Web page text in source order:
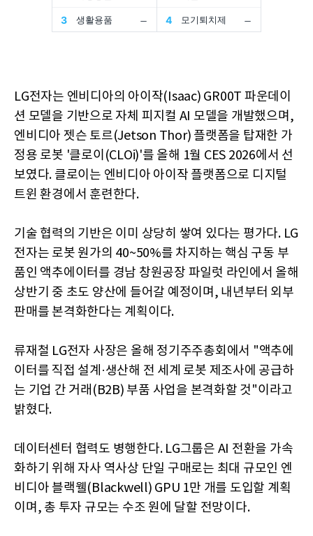
LG전자는 엔비디아의 아이작(Isaac) GR00T 파운데이
션 모델을 기반으로 자체 피지컬 AI 모델을 개발했으며,
엔비디아 젯슨 토르(Jetson Thor) 플랫폼을 탑재한 가
정용 로봇 '클로이(CLOi)'를 올해 1월 CES 2026에서 선
보였다. 클로이는 엔비디아 아이작 플랫폼으로 디지털
트윈 환경에서 훈련한다.
기술 협력의 기반은 이미 상당히 쌓여 있다는 평가다. LG
전자는 로봇 원가의 40~50%를 차지하는 핵심 구동 부
품인 액추에이터를 경남 창원공장 파일럿 라인에서 올해
상반기 중 초도 양산에 들어갈 예정이며, 내년부터 외부
판매를 본격화한다는 계획이다.
류재철 LG전자 사장은 올해 정기주주총회에서 "액추에
이터를 직접 설계·생산해 전 세계 로봇 제조사에 공급하
는 기업 간 거래(B2B) 부품 사업을 본격화할 것"이라고
밝혔다.
데이터센터 협력도 병행한다. LG그룹은 AI 전환을 가속
화하기 위해 자사 역사상 단일 구매로는 최대 규모인 엔
비디아 블랙웰(Blackwell) GPU 1만 개를 도입할 계획
이며, 총 투자 규모는 수조 원에 달할 전망이다.